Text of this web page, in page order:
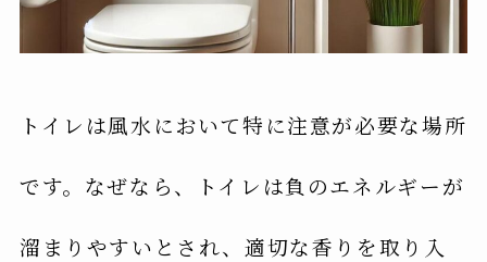
トイレは風水において特に注意が必要な場所
です。なぜなら、トイレは負のエネルギーが
溜まりやすいとされ、適切な香りを取り入